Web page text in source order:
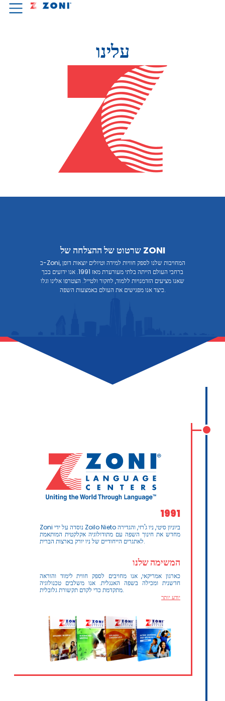
עלינו
שרטוט של ההצלחה של ZONI
ב-Zoni, המחויבות שלנו לספק חוויות למידה וטיולים יוצאות דופן
ברחבי העולם הייתה בלתי מעורערת מאז 1991. אנו ידועים בכך
שאנו מציעים הזדמנויות ללמוד, לחקור ולטייל. הצטרפו אלינו וגלו
כיצד אנו מפגישים את העולם באמצעות השפה.
1991
Zoni נוסדה על ידי Zoilo Nieto ביוניון סיטי, ניו ג'רזי, והגדירה
מחדש את חינוך השפה עם מתודולוגיה אקלקטית המותאמת
לאתגרים הייחודיים של ניו יורק בארצות הברית.
המשימה שלנו
כארגון אמריקאי, אנו מחויבים לספק חווית לימוד והוראה
חדשנית ומכילה בשפה האנגלית. אנו משלבים טכנולוגיה
מתקדמת כדי לקדם תקשורת גלובלית.
יודע יותר